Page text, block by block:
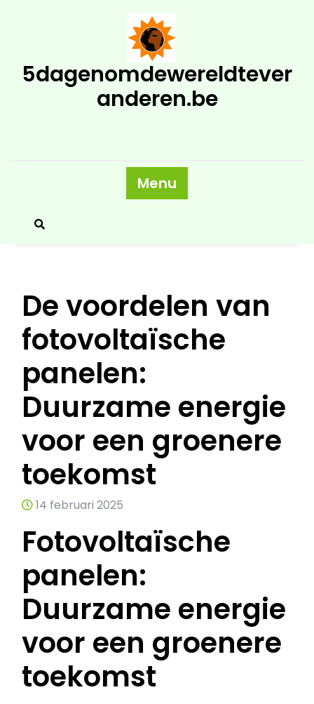
5dagenomdewereldtever
anderen.be
Menu
De voordelen van
fotovoltaïsche
panelen:
Duurzame energie
voor een groenere
toekomst
14 februari 2025
Fotovoltaïsche
panelen:
Duurzame energie
voor een groenere
toekomst